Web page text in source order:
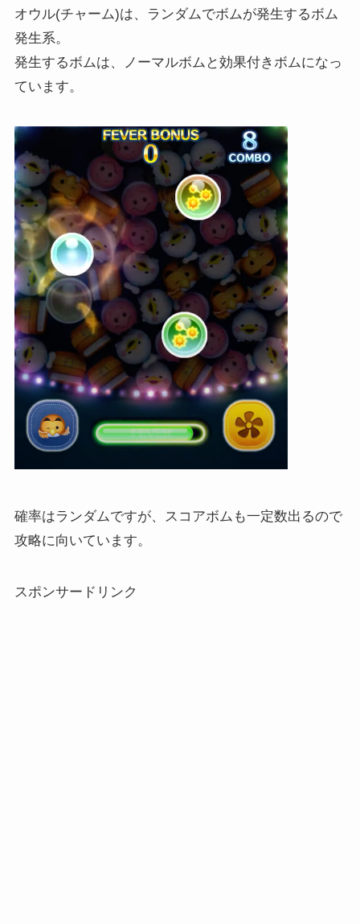
オウル(チャーム)は、ランダムでボムが発生するボム
発生系。
発生するボムは、ノーマルボムと効果付きボムになっ
ています。
確率はランダムですが、スコアボムも一定数出るので
攻略に向いています。
スポンサードリンク